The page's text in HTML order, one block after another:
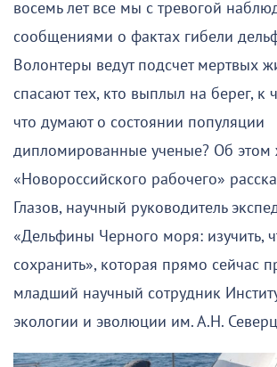
восемь лет все мы с тревогой
сообщениями о фактах гибели
Волонтеры ведут подсчет мертвых
спасают тех, кто выплыл на берег, к
что думают о состоянии популяции
дипломированные ученые? Об этом
«Новороссийского рабочего»
Глазов, научный руководитель
«Дельфины Черного моря: изучить,
сохранить», которая прямо сейчас
младший научный сотрудник
экологии и эволюции им. А.Н.